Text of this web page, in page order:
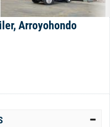
Arroyohondo